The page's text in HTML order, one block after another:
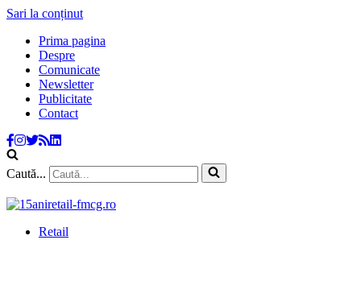
Sari la conținut
Prima pagina
Despre
Comunicate
Newsletter
Publicitate
Contact
Caută...
Retail